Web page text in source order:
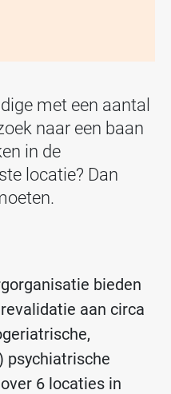
met een aantal
naar een baan
in de
locatie? Dan
bieden
aan circa
psychiatrische
6 locaties in